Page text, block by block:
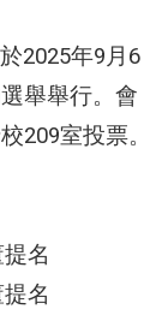
2025年9月6
舉舉行。會
209室投票。
名
名